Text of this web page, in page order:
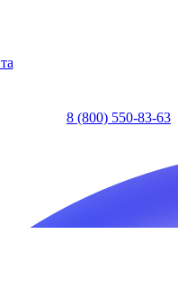
8 (800) 550-83-63